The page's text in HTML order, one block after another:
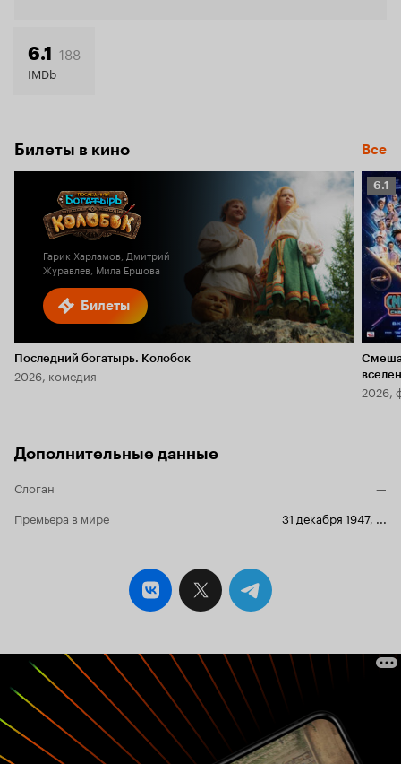
6.1 188
IMDb
Билеты в кино Все
Билеты
Гарик Харламов, Дмитрий
Журавлев, Мила Ершова
Последний богатырь. Колобок
2026, комедия
6.1
6.1
2026,
Дополнительные данные
Слоган
—
Премьера в мире
31 декабря 1947, ...